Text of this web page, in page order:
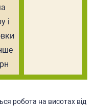
і
робота на висотах від